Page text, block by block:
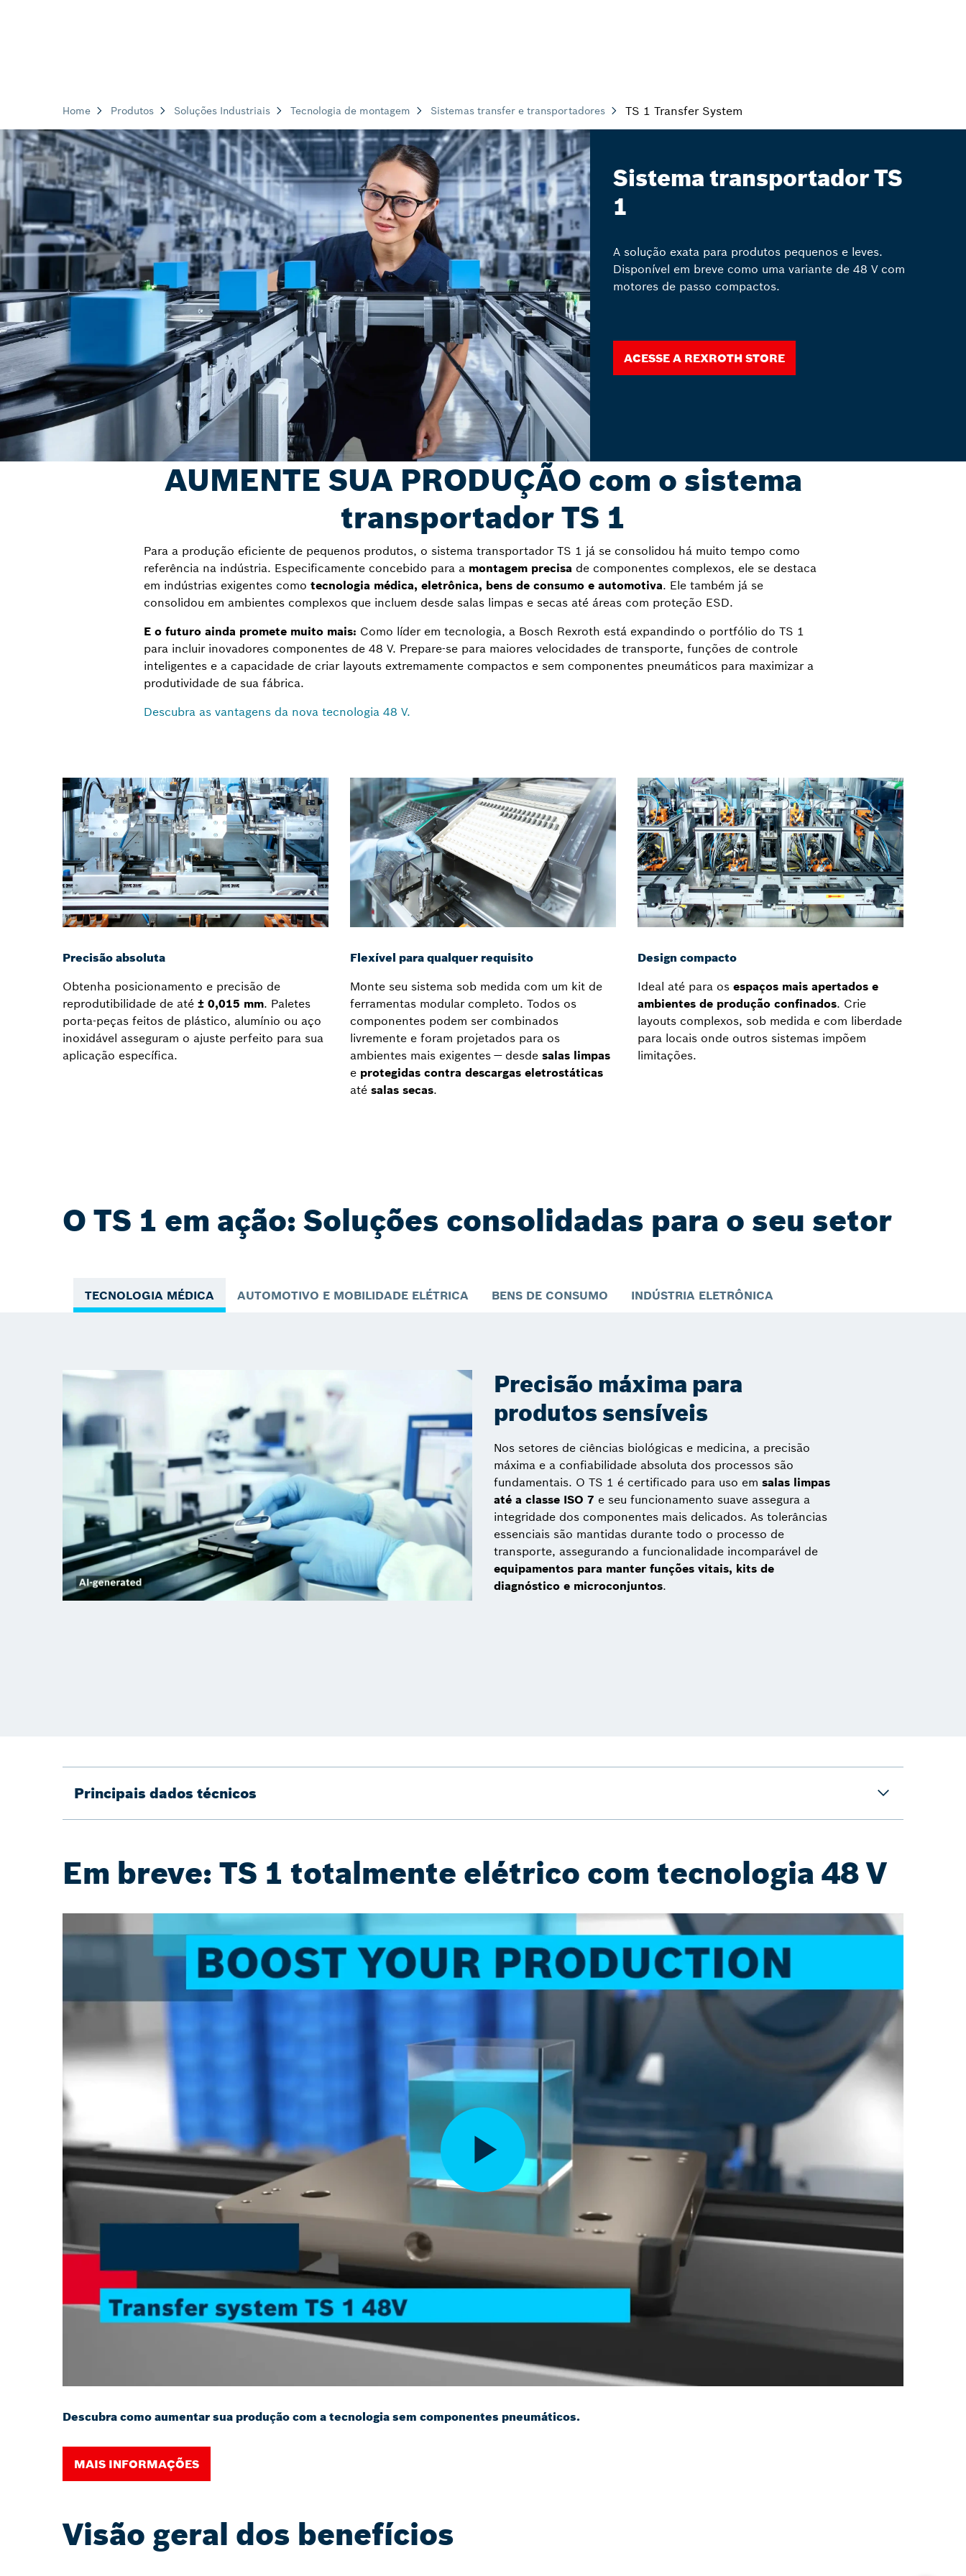
Home Produtos Soluções Industriais Tecnologia de montagem Sistemas transfer e transportadores TS 1 Transfer System
Sistema transportador TS
1
A solução exata para produtos pequenos e leves.
Disponível em breve como uma variante de 48 V com
motores de passo compactos.
Acesse a Rexroth Store
AUMENTE SUA PRODUÇÃO com o sistema
transportador TS 1
Para a produção eficiente de pequenos produtos, o sistema transportador TS 1 já se consolidou há muito tempo como
referência na indústria. Especificamente concebido para a montagem precisade componentes complexos, ele se destaca
em indústrias exigentes como tecnologia médica, eletrônica, bens de consumo e automotiva. Ele também já se
consolidou em ambientes complexos que incluem desde salas limpas e secas até áreas com proteção ESD.
E o futuro ainda promete muito mais: Como líder em tecnologia, a Bosch Rexroth está expandindo o portfólio do TS 1
para incluir inovadores componentes de 48 V. Prepare-se para maiores velocidades de transporte, funções de controle
inteligentes e a capacidade de criar layouts extremamente compactos e sem componentes pneumáticos para maximizar a
produtividade de sua fábrica.
Descubra as vantagens da nova tecnologia 48 V.
Precisão absoluta
Obtenha posicionamento e precisão de
reprodutibilidade de até ± 0,015 mm. Paletes
porta-peças feitos de plástico, alumínio ou aço
inoxidável asseguram o ajuste perfeito para sua
aplicação específica.
Flexível para qualquer requisito
Monte seu sistema sob medida com um kit de
ferramentas modular completo. Todos os
componentes podem ser combinados
livremente e foram projetados para os
ambientes mais exigentes — desde salas limpas
e protegidas contra descargas eletrostáticas
até salas secas.
Design compacto
Ideal até para os espaços mais apertados e
ambientes de produção confinados. Crie
layouts complexos, sob medida e com liberdade
para locais onde outros sistemas impõem
limitações.
O TS 1 em ação: Soluções consolidadas para o seu setor
TECNOLOGIA MÉDICA AUTOMOTIVO E MOBILIDADE ELÉTRICA BENS DE CONSUMO INDÚSTRIA ELETRÔNICA
Precisão máxima para
produtos sensíveis
Nos setores de ciências biológicas e medicina, a precisão
máxima e a confiabilidade absoluta dos processos são
fundamentais. O TS 1 é certificado para uso em salas limpas
até a classe ISO 7 e seu funcionamento suave assegura a
integridade dos componentes mais delicados. As tolerâncias
essenciais são mantidas durante todo o processo de
transporte, assegurando a funcionalidade incomparável de
equipamentos para manter funções vitais, kits de
diagnóstico e microconjuntos.
Principais dados técnicos
Em breve: TS 1 totalmente elétrico com tecnologia 48 V
Descubra como aumentar sua produção com a tecnologia sem componentes pneumáticos.
MAIS INFORMAÇÕES
Visão geral dos benefícios